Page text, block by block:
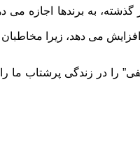
می ‌دهد، زیرا مخاطبان
را در زندگی پرشتاب ما